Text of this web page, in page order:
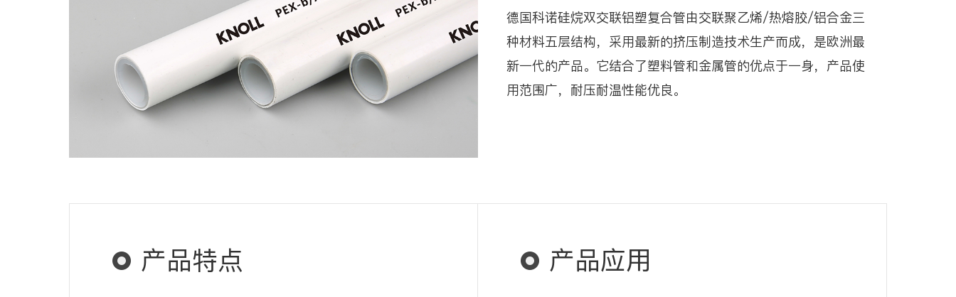
德国科诺硅烷双交联铝塑复合管由交联聚乙烯/热熔胶/铝合金三
种材料五层结构，采用最新的挤压制造技术生产而成，是欧洲最
新一代的产品。它结合了塑料管和金属管的优点于一身，产品使
用范围广，耐压耐温性能优良。
产品特点 产品应用